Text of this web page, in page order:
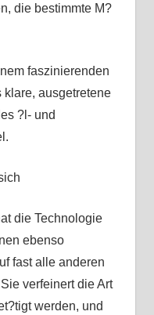
die bestimmte M?
faszinierenden
klare, ausgetretene
?l- und
die Technologie
ebenso
fast alle anderen
verfeinert die Art
werden, und